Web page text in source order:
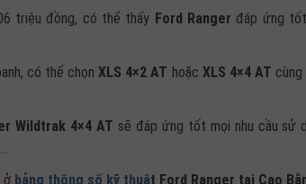
triệu đồng, có thể thấy Ford Ranger đáp ứng
có thể chọnXLS 4×2 AT hoặc XLS 4×4 AT
Wildtrak 4×4 AT sẽ đáp ứng tốt mọi nhu cầu sử
ở bảng thông số kỹ thuật Ford Ranger tại Cao